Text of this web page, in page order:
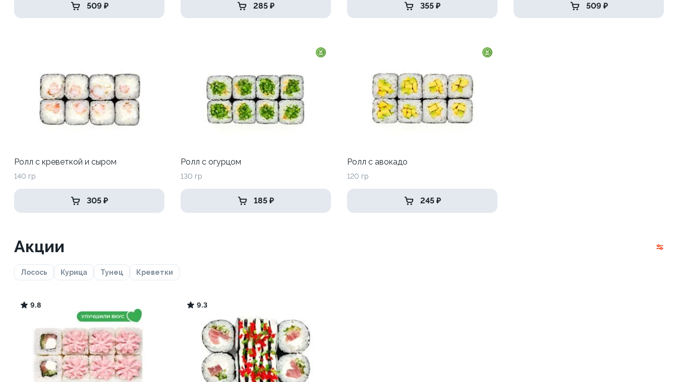
509 ₽ 285 ₽ 355 ₽ 509 ₽
Ролл с креветкой и сыром
140 гр
305 ₽
Ролл с огурцом
130 гр
185 ₽
Ролл с авокадо
120 гр
245 ₽
Акции
Лосось Курица Тунец Креветки
9.8 9.3